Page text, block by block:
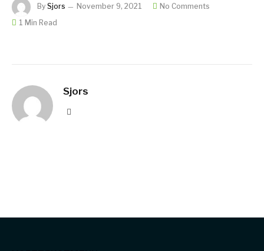
By Sjors November 9, 2021
No Comments
1 Min Read
Sjors